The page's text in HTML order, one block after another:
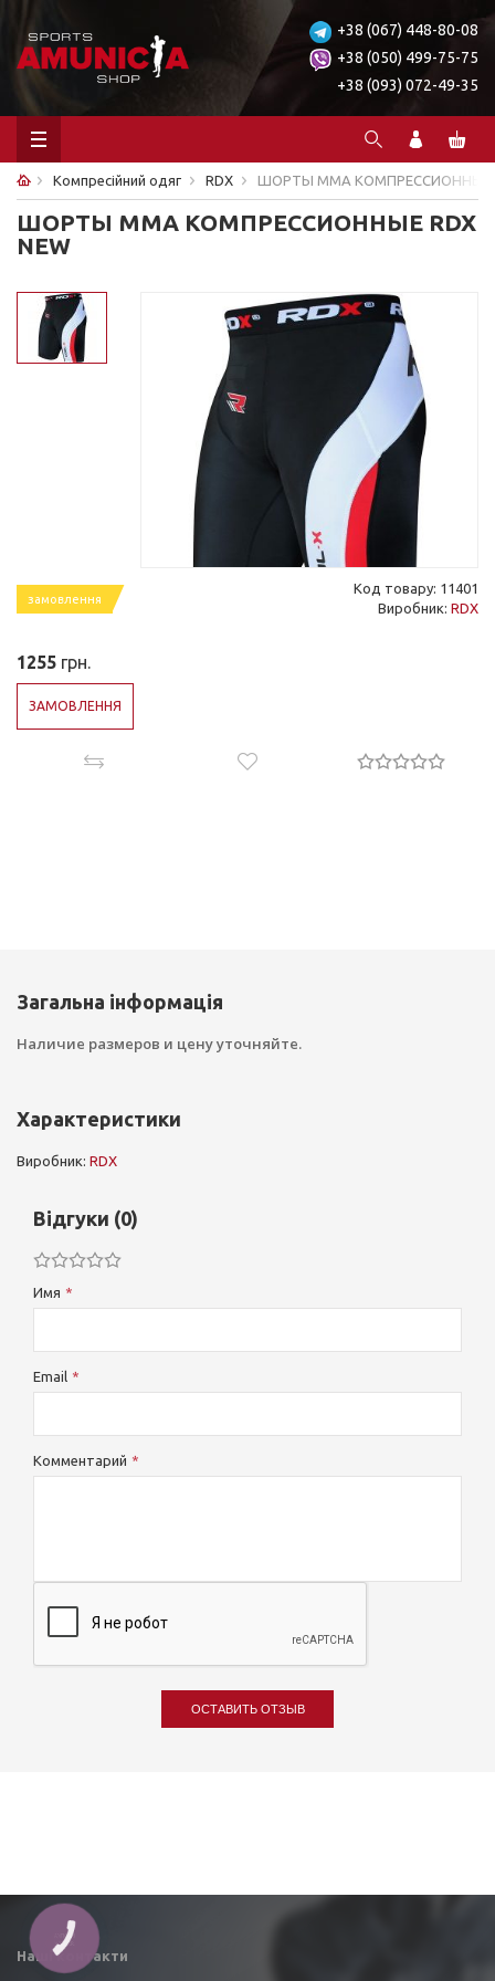
+38 (067) 448-80-08
+38 (050) 499-75-75
+38 (093) 072-49-35
Компресійний одяг RDX ШОРТЫ MMA КОМПРЕССИОННЫЕ
ШОРТЫ MMA КОМПРЕССИОННЫЕ RDX
NEW
замовлення
Код товару: 11401
Виробник: RDX
1255 грн.
ЗАМОВЛЕННЯ
Загальна інформація
Наличие размеров и цену уточняйте.
Характеристики
Виробник: RDX
Відгуки (0)
Имя
Email
Комментарий
ОСТАВИТЬ ОТЗЫВ
Наші контакти
КНОПКА
ЗВ'ЯЗКУ